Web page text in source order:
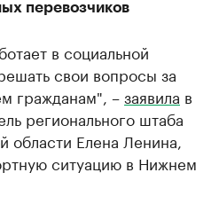
перевозчиков
в социальной
свои вопросы за
гражданам", –заявила в
регионального штаба
Елена Ленина,
ситуацию в Нижнем